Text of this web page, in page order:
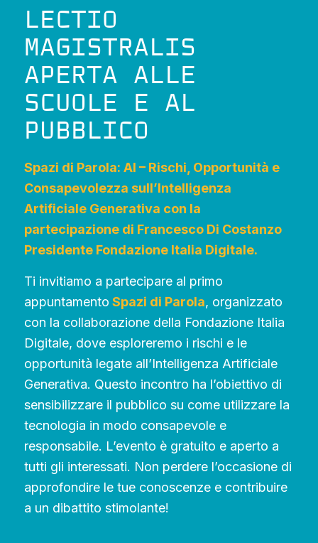
LECTIO
MAGISTRALIS
APERTA ALLE
SCUOLE E AL
PUBBLICO
Spazi di Parola: AI – Rischi, Opportunità e
Consapevolezza sull’Intelligenza
Artificiale Generativa con la
partecipazione di Francesco Di Costanzo
Presidente Fondazione Italia Digitale.
Ti invitiamo a partecipare al primo
appuntamento Spazi di Parola, organizzato
con la collaborazione della Fondazione Italia
Digitale, dove esploreremo i rischi e le
opportunità legate all’Intelligenza Artificiale
Generativa. Questo incontro ha l’obiettivo di
sensibilizzare il pubblico su come utilizzare la
tecnologia in modo consapevole e
responsabile. L’evento è gratuito e aperto a
tutti gli interessati. Non perdere l’occasione di
approfondire le tue conoscenze e contribuire
a un dibattito stimolante!